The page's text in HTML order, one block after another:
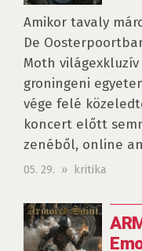
Amikor tavaly
De
Moth
groningeni
vége felé
koncert előtt
zenéből, online
05. 29. » kritika